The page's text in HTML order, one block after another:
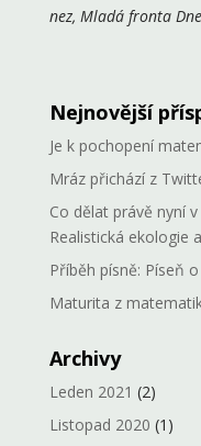
nez, Mladá fronta
Nejnovější
Je k pochopení
Mráz přichází z
Co dělat právě nyní
Realistická ekologie
Příběh písně: Píseň
Maturita z
Archivy
Leden 2021 (2)
Listopad 2020 (1)